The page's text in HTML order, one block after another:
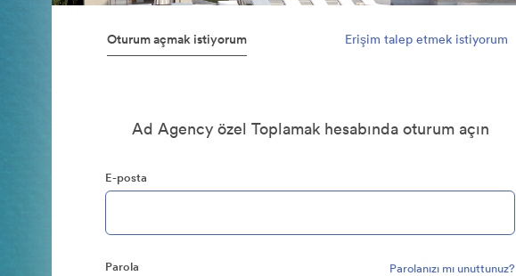
Oturum açmak istiyorum Erişim talep etmek istiyorum
Ad Agency özel Toplamak hesabında oturum açın
E-posta
Parola Parolanızı mı unuttunuz?